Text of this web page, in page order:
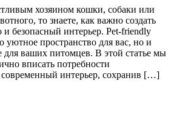
хозяином кошки, собаки или
то знаете, как важно создать
и безопасный интерьер. Pet-friendly
уютное пространство для вас, но и
для ваших питомцев. В этой статье мы
вписать потребности
современный интерьер, сохранив […]